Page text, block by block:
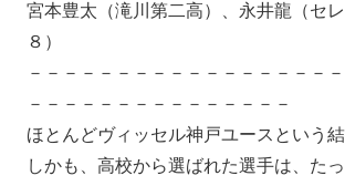
宮本豊太（滝川第二高）、永井龍（セ
８）
－－－－－－－－－－－－－－－－－
－－－－－－－－－－－－－－－
ほとんどヴィッセル神戸ユースという
しかも、高校から選ばれた選手は、たっ